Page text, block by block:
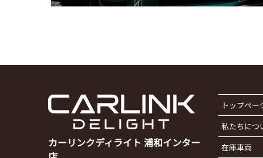
カーリンクディライト 浦和インター
トップペー
私たちにつ
在庫車両